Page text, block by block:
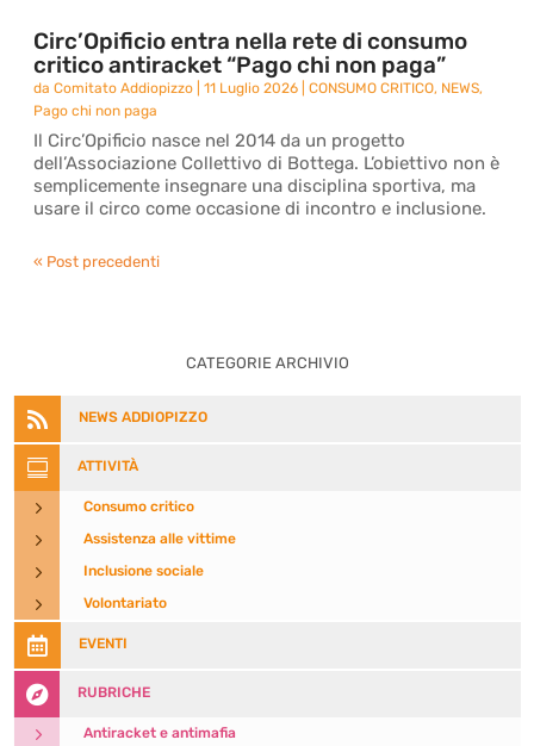
Circ’Opificio entra nella rete di consumo
critico antiracket “Pago chi non paga”
daComitato Addiopizzo |11 Luglio 2026 |CONSUMO CRITICO, NEWS,
Pago chi non paga
Il Circ’Opificio nasce nel 2014 da un progetto
dell’Associazione Collettivo di Bottega. L’obiettivo non è
semplicemente insegnare una disciplina sportiva, ma
usare il circo come occasione di incontro e inclusione.
« Post precedenti
CATEGORIE ARCHIVIO
 NEWS ADDIOPIZZO
 ATTIVITÀ
5 Consumo critico
5 Assistenza alle vittime
5 Inclusione sociale
5 Volontariato
 EVENTI
 RUBRICHE
5 Antiracket e antimafia